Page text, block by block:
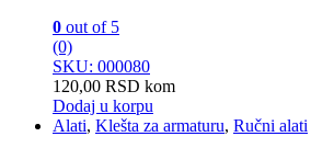
0 out of 5
(0)
SKU: 000080
120,00 RSD kom
Dodaj u korpu
Alati, Klešta za armaturu, Ručni alati